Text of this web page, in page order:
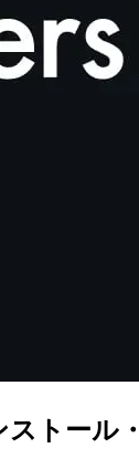
トール